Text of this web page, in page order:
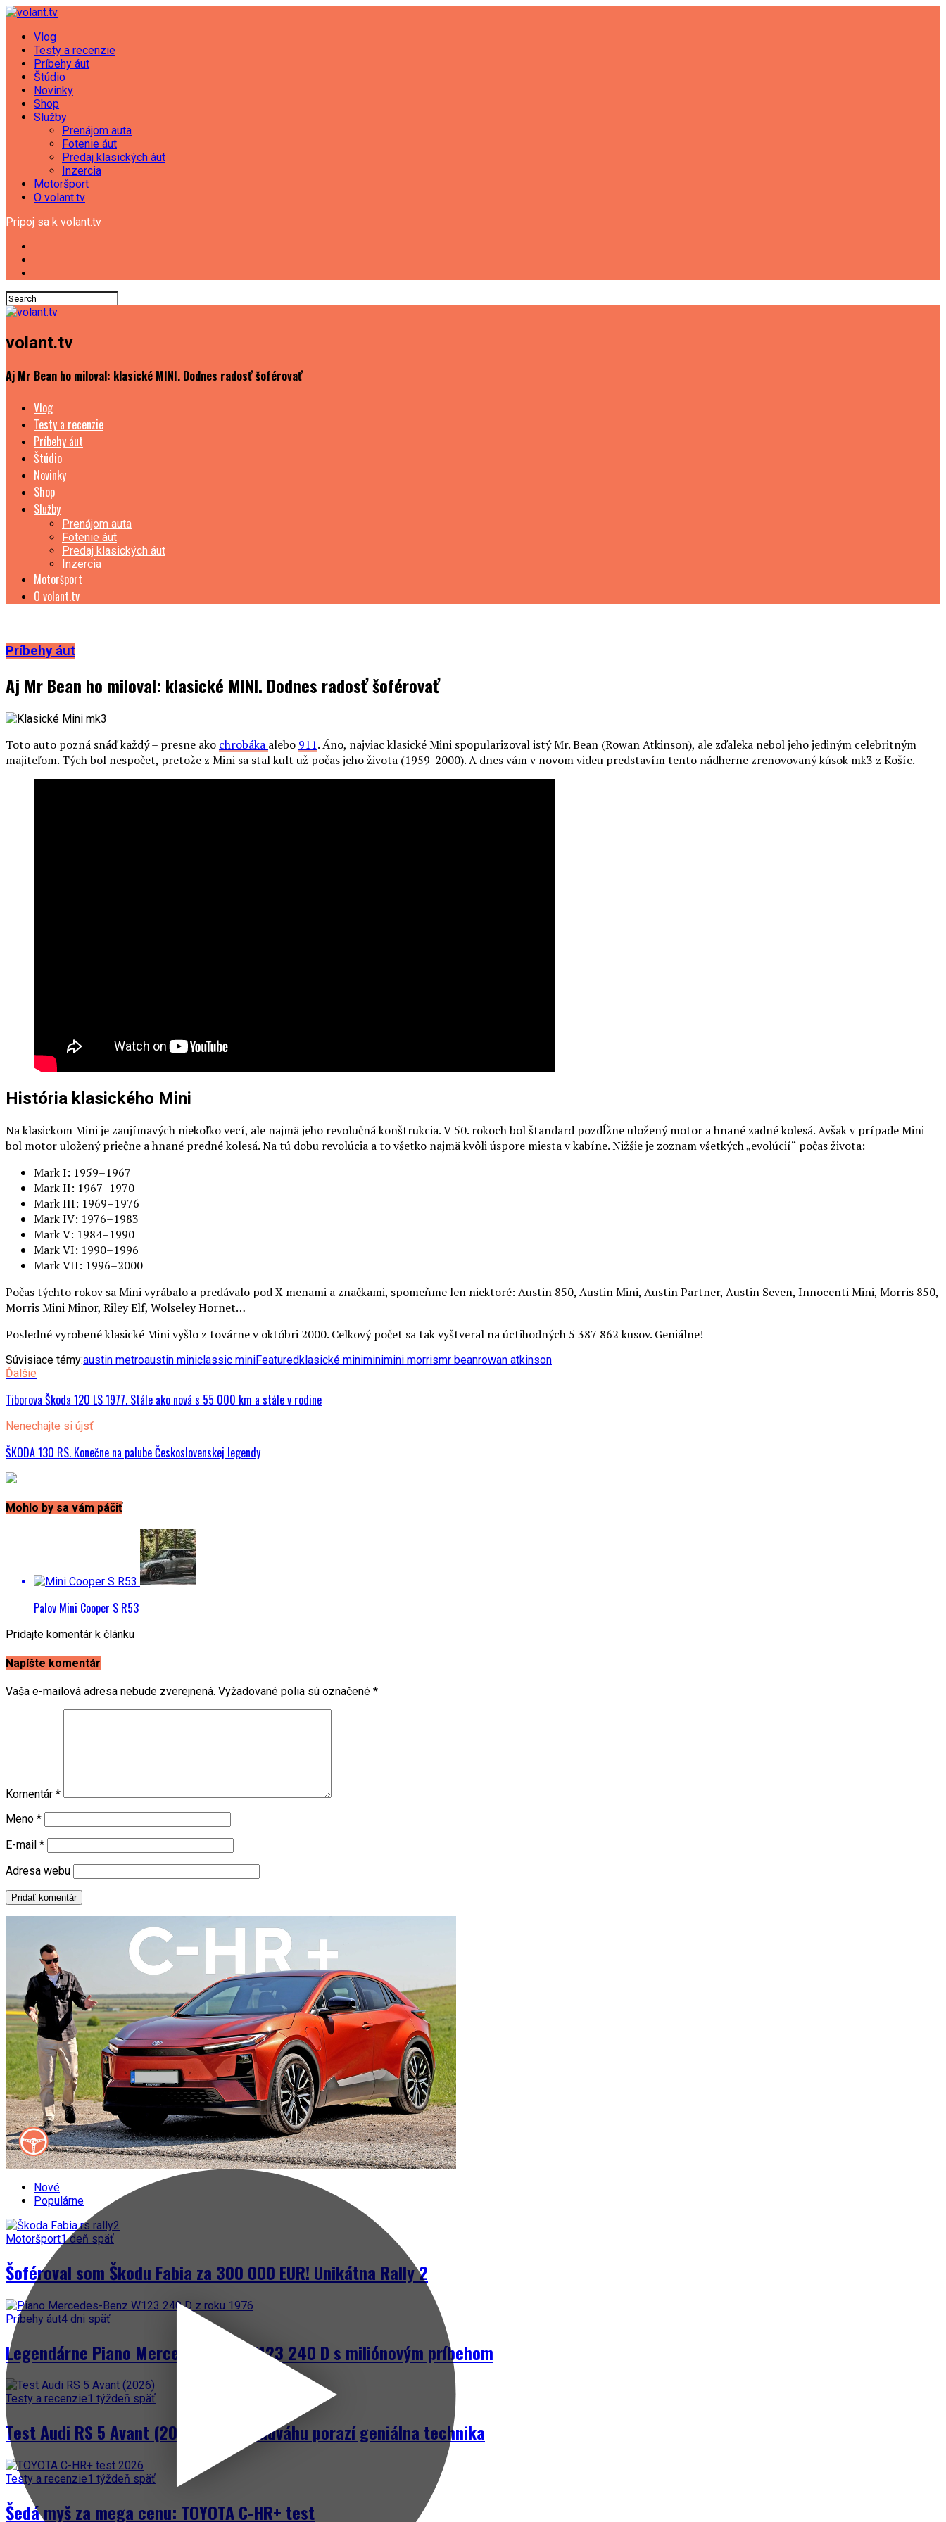
Vlog
Testy a recenzie
Príbehy áut
Štúdio
Novinky
Shop
Služby
Prenájom auta
Fotenie áut
Predaj klasických áut
Inzercia
Motoršport
O volant.tv
Pripoj sa k volant.tv
volant.tv
Aj Mr Bean ho miloval: klasické MINI. Dodnes radosť šoférovať
Vlog
Testy a recenzie
Príbehy áut
Štúdio
Novinky
Shop
Služby
Prenájom auta
Fotenie áut
Predaj klasických áut
Inzercia
Motoršport
O volant.tv
Príbehy áut
Aj Mr Bean ho miloval: klasické MINI. Dodnes radosť šoférovať
Toto auto pozná snáď každý – presne ako chrobáka alebo 911. Áno, najviac klasické Mini spopularizoval istý Mr. Bean (Rowan Atkinson), ale zďaleka nebol jeho jediným celebritným
majiteľom. Tých bol nespočet, pretože z Mini sa stal kult už počas jeho života (1959-2000). A dnes vám v novom videu predstavím tento nádherne zrenovovaný kúsok mk3 z Košíc.
História klasického Mini
Na klasickom Mini je zaujímavých niekoľko vecí, ale najmä jeho revolučná konštrukcia. V 50. rokoch bol štandard pozdĺžne uložený motor a hnané zadné kolesá. Avšak v prípade Mini
bol motor uložený priečne a hnané predné kolesá. Na tú dobu revolúcia a to všetko najmä kvôli úspore miesta v kabíne. Nižšie je zoznam všetkých „evolúcií“ počas života:
Mark I: 1959–1967
Mark II: 1967–1970
Mark III: 1969–1976
Mark IV: 1976–1983
Mark V: 1984–1990
Mark VI: 1990–1996
Mark VII: 1996–2000
Počas týchto rokov sa Mini vyrábalo a predávalo pod X menami a značkami, spomeňme len niektoré: Austin 850, Austin Mini, Austin Partner, Austin Seven, Innocenti Mini, Morris 850,
Morris Mini Minor, Riley Elf, Wolseley Hornet…
Posledné vyrobené klasické Mini vyšlo z továrne v októbri 2000. Celkový počet sa tak vyštveral na úctihodných 5 387 862 kusov. Geniálne!
Súvisiace témy:austin metroaustin miniclassic miniFeaturedklasické miniminimini morrismr beanrowan atkinson
Ďalšie
Tiborova Škoda 120 LS 1977. Stále ako nová s 55 000 km a stále v rodine
Nenechajte si újsť
ŠKODA 130 RS. Konečne na palube Československej legendy
Mohlo by sa vám páčiť
Palov Mini Cooper S R53
Pridajte komentár k článku
Napíšte komentár
Vaša e-mailová adresa nebude zverejnená. Vyžadované polia sú označené *
Komentár *
Meno *
E-mail *
Adresa webu
Nové
Populárne
Motoršport1 deň späť
Šoféroval som Škodu Fabia za 300 000 EUR! Unikátna Rally 2
Príbehy áut4 dni späť
Legendárne Piano Mercedes-Benz W123 240 D s miliónovým príbehom
Testy a recenzie1 týždeň späť
Test Audi RS 5 Avant (2026) – keď nadváhu porazí geniálna technika
Testy a recenzie1 týždeň späť
Šedá myš za mega cenu: TOYOTA C-HR+ test